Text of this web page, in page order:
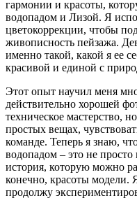
гармонии и красоты,
водопадом и Лизой. Я
цветокоррекции, чтобы
живописность пейзажа.
именно такой, какой я ее
красивой и единой с
Этот опыт научил меня
действительно хорошей
техническое мастерство,
простых вещах,
команде. Теперь я знаю,
водопадом – это не просто
история, которую можно
конечно, красоты модели.
продолжу